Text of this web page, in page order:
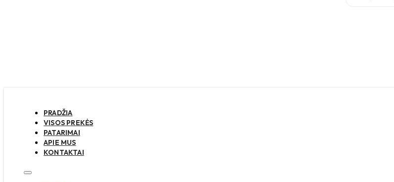
PRADŽIA
VISOS PREKĖS
PATARIMAI
APIE MUS
KONTAKTAI